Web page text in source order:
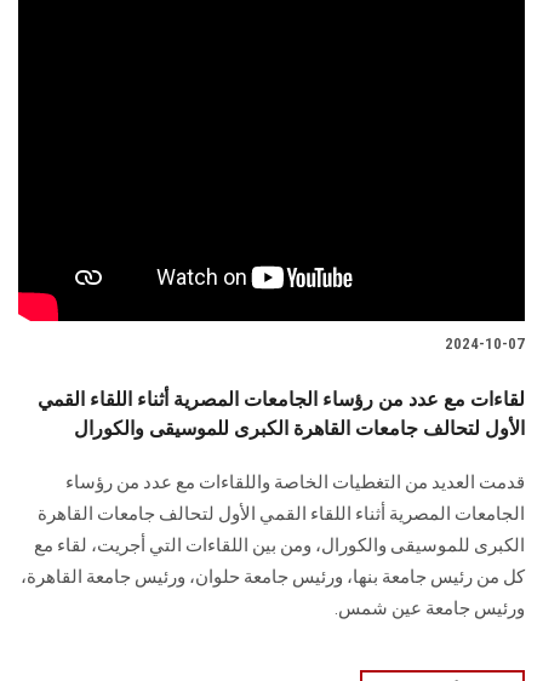
2024-10-07
لقاءات مع عدد من رؤساء الجامعات المصرية أثناء اللقاء القمي
الأول لتحالف جامعات القاهرة الكبرى للموسيقى والكورال
قدمت العديد من التغطيات الخاصة واللقاءات مع عدد من رؤساء
الجامعات المصرية أثناء اللقاء ‏القمي الأول لتحالف جامعات القاهرة
الكبرى للموسيقى والكورال‏، ومن بين اللقاءات التي أجريت، لقاء مع
كل من رئيس جامعة ‏بنها، ورئيس جامعة حلوان، و‏رئيس جامعة القاهرة،
ورئيس ‏جامعة عين شمس.‏